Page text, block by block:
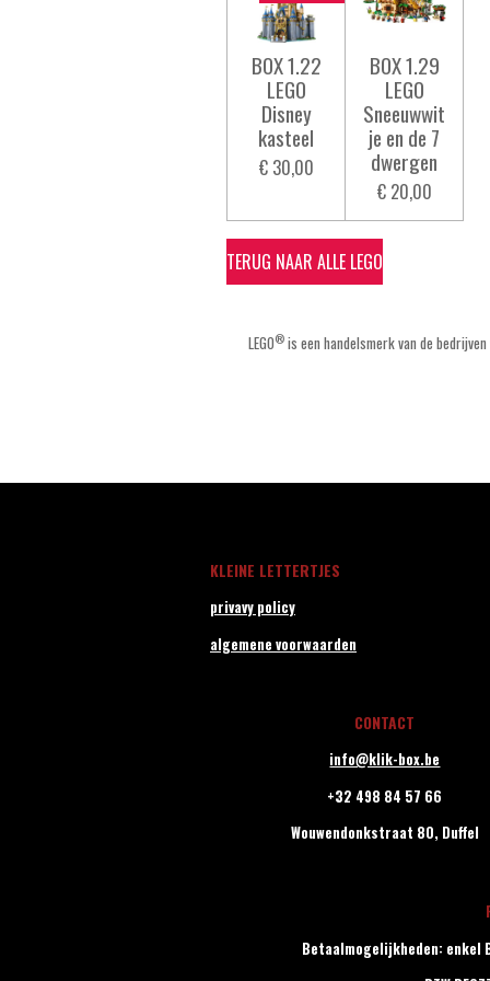
BOX 1.22
LEGO
Disney
kasteel
€ 30,00
BOX 1.29
LEGO
Sneeuwwit
je en de 7
dwergen
€ 20,00
TERUG NAAR ALLE LEGO
LEGO® is een handelsmerk van de bedrijven
KLEINE LETTERTJES
privavy policy
algemene voorwaarden
CONTACT
info@klik-box.be
+32 498 84 57 66
Wouwendonkstraat 80, Duffel
Betaalmogelijkheden: enkel